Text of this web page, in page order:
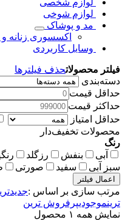
لوازم شوخی
مد و پوشاک
اکسسوری زنانه و
وسایل کاربردی
فیلتر محصولاتحذف فیلترها
دسته‌بندی
حداقل قیمت
حداکثر قیمت
حداقل امتیاز
محصولات تخفیف‌دار
رنگ
آبی
بنفش رزگلد
سبز آبی
سفید صورتی
اعمال فیلتر
مرتب سازی بر اساس :
ترینموجودیپرفروش ترین
نمایش همه ۱ محصول